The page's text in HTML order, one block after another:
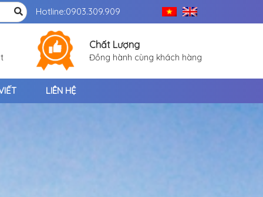
Hotline:0903.309.909
Chất Lượng
Đồng hành cùng khách hàng
LIÊN HỆ